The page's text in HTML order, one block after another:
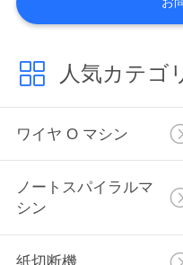
材料
人気カテゴ
ワイヤ O マシン
ノートスパイラルマ
シン